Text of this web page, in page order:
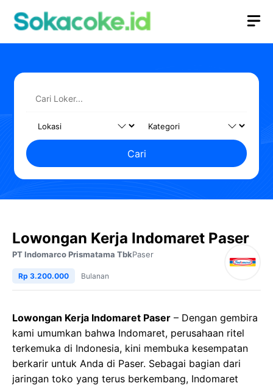
Cari
Lowongan Kerja Indomaret Paser
PT Indomarco Prismatama TbkPaser
Rp 3.200.000 Bulanan
Lowongan Kerja Indomaret Paser – Dengan gembira
kami umumkan bahwa Indomaret, perusahaan ritel
terkemuka di Indonesia, kini membuka kesempatan
berkarir untuk Anda di Paser. Sebagai bagian dari
jaringan toko yang terus berkembang, Indomaret